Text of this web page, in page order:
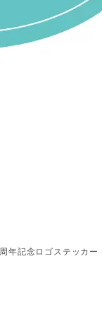
年記念ロゴステッカー